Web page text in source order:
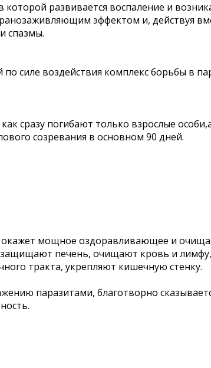
развивается воспаление и
эффектом и, действуя
спазмы.
силе воздействия комплекс борьбы в
сразу погибают только взрослые
созревания в основном 90 дней.
окажет мощное оздоравливающее и
печень, очищают кровь и
тракта, укрепляют кишечную стенку.
паразитами, благотворно